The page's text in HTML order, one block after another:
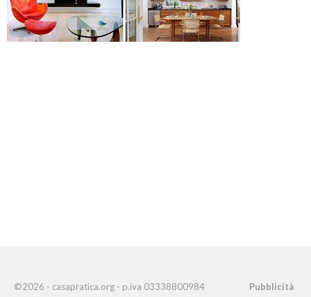
©2026 - casapratica.org - p.iva 03338800984 Pubblicità